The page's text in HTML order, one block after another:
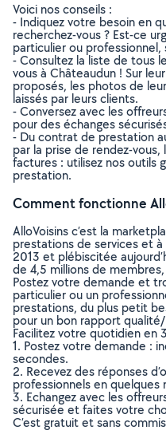
Voici nos conseils :
- Indiquez votre besoin en
recherchez-vous ? Est-ce
particulier ou professionnel,
- Consultez la liste de tous
vous à Châteaudun ! Sur
proposés, les photos de
laissés par leurs clients.
- Conversez avec les
pour des échanges
- Du contrat de prestation
par la prise de rendez-
factures : utilisez nos outils
prestation.
Comment fonctionne
AlloVoisins c’est la
prestations de services et
2013 et plébiscitée
de 4,5 millions de
Postez votre demande et
particulier ou un
prestations, du plus petit
pour un bon rapport
Facilitez votre quotidien en
1. Postez votre demande :
secondes.
2. Recevez des réponses
professionnels en quelques
3. Echangez avec les
sécurisée et faites votre
C’est gratuit et sans